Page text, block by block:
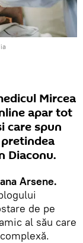
Mircea
apar tot
care spun
Diaconu.
Arsene.
de pe
al său care